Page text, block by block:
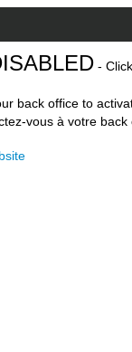
-
back office to
vous à votre